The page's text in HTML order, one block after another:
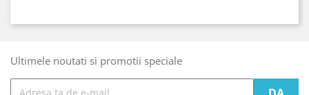
Ultimele noutati si promotii speciale